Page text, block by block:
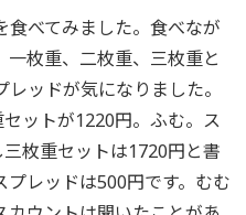
食べてみました。食べなが
枚重、二枚重、三枚重と
ッドが気になりました。
ットが1220円。ふむ。ス
枚重セットは1720円と書
レッドは500円です。むむ